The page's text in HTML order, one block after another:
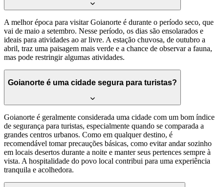
A melhor época para visitar Goianorte é durante o período seco, que
vai de maio a setembro. Nesse período, os dias são ensolarados e
ideais para atividades ao ar livre. A estação chuvosa, de outubro a
abril, traz uma paisagem mais verde e a chance de observar a fauna,
mas pode restringir algumas atividades.
Goianorte é uma cidade segura para turistas?
Goianorte é geralmente considerada uma cidade com um bom índice
de segurança para turistas, especialmente quando se comparada a
grandes centros urbanos. Como em qualquer destino, é
recomendável tomar precauções básicas, como evitar andar sozinho
em locais desertos durante a noite e manter seus pertences sempre à
vista. A hospitalidade do povo local contribui para uma experiência
tranquila e acolhedora.